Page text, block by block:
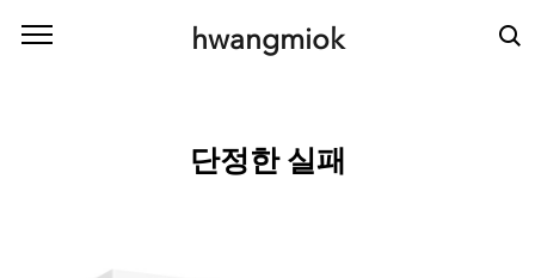
hwangmiok
단정한 실패